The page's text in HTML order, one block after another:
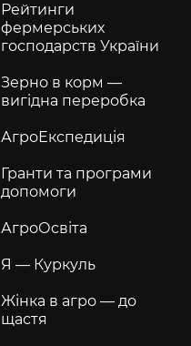
Рейтинги
фермерських
господарств України
Зерно в корм —
вигідна переробка
АгроЕкспедиція
Гранти та програми
допомоги
АгроОсвіта
Я — Куркуль
Жінка в агро — до
щастя